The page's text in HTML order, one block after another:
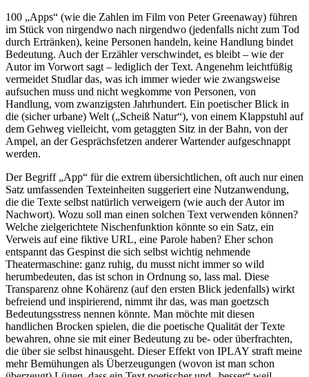
100 „Apps“ (wie die Zahlen im Film von Peter Greenaway) führen
im Stück von nirgendwo nach nirgendwo (jedenfalls nicht zum Tod
durch Ertränken), keine Personen handeln, keine Handlung bindet
Bedeutung. Auch der Erzähler verschwindet, es bleibt – wie der
Autor im Vorwort sagt – lediglich der Text. Angenehm leichtfüßig
vermeidet Studlar das, was ich immer wieder wie zwangsweise
aufsuchen muss und nicht wegkomme von Personen, von
Handlung, vom zwanzigsten Jahrhundert. Ein poetischer Blick in
die (sicher urbane) Welt („Scheiß Natur“), von einem Klappstuhl auf
dem Gehweg vielleicht, vom getaggten Sitz in der Bahn, von der
Ampel, an der Gesprächsfetzen anderer Wartender aufgeschnappt
werden.
Der Begriff „App“ für die extrem übersichtlichen, oft auch nur einen
Satz umfassenden Texteinheiten suggeriert eine Nutzanwendung,
die die Texte selbst natürlich verweigern (wie auch der Autor im
Nachwort). Wozu soll man einen solchen Text verwenden können?
Welche zielgerichtete Nischenfunktion könnte so ein Satz, ein
Verweis auf eine fiktive URL, eine Parole haben? Eher schon
entspannt das Gespinst die sich selbst wichtig nehmende
Theatermaschine: ganz ruhig, du musst nicht immer so wild
herumbedeuten, das ist schon in Ordnung so, lass mal. Diese
Transparenz ohne Kohärenz (auf den ersten Blick jedenfalls) wirkt
befreiend und inspirierend, nimmt ihr das, was man goetzsch
Bedeutungsstress nennen könnte. Man möchte mit diesen
handlichen Brocken spielen, die die poetische Qualität der Texte
bewahren, ohne sie mit einer Bedeutung zu be- oder überfrachten,
die über sie selbst hinausgeht. Dieser Effekt von IPLAY straft meine
mehr Bemühungen als Überzeugungen (wovon ist man schon